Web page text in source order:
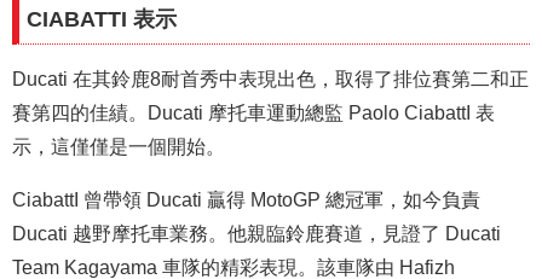
CIABATTI 表示
Ducati 在其鈴鹿8耐首秀中表現出色，取得了排位賽第二和正
賽第四的佳績。Ducati 摩托車運動總監 Paolo CiabattI 表
示，這僅僅是一個開始。
CiabattI 曾帶領 Ducati 贏得 MotoGP 總冠軍，如今負責
Ducati 越野摩托車業務。他親臨鈴鹿賽道，見證了 Ducati
Team Kagayama 車隊的精彩表現。該車隊由 Hafizh